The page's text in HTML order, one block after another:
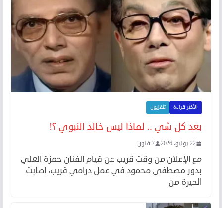
الأكثر قراءة تلفزيون
بعد كل شي .. لماذا ليس خالد النبوي ؟!
22 يوليو، 2026 7 فنون
مع الإعلان من وقت قريب عن قيام الفنان حمزة العلي
بدور مصطفى محمود في عمل درامي قريب، اصابت
الحيرة من